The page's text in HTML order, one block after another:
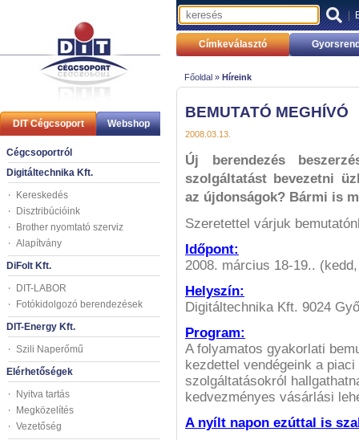
DIT Cégcsoport Webshop
Cégcsoportról
Digitáltechnika Kft.
Kereskedés
Disztribúcióink
Brother nyomtató szerviz
Alapítvány
DiFolt Kft.
DIT-LABOR
Fotókidolgozó berendezések
DIT-Energy Kft.
Szili Naperőmű
Elérhetőségek
Nyitva tartás
Megközelítés
Vezetőség
|
Címkeválasztó
Főoldal » Híreink
BEMUTATÓ MEGHÍVÓ
2008.03.13.
Új berendezés
szolgáltatást bevezetni
az újdonságok? Bármi is
Szeretettel várjuk
Időpont:
2008. március 18-19..
Helyszín:
Digitáltechnika Kft. 9024
Program:
A folyamatos gyakorlati
kezdettel vendégeink a
szolgáltatásokról
kedvezményes vásárlási
A nyílt napon ezúttal is